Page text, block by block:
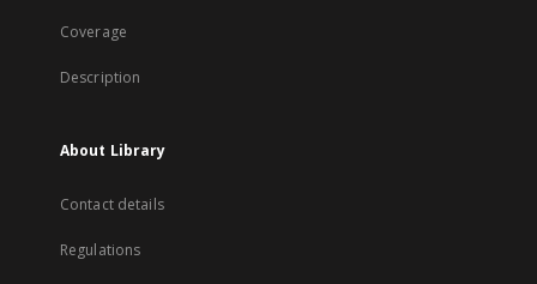
Coverage
Description
About Library
Contact details
Regulations